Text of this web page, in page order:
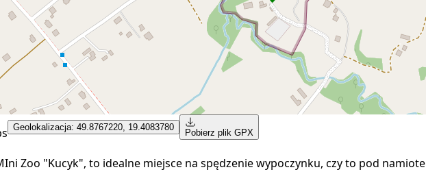
Geolokalizacja: 49.8767220, 19.4083780
Pobierz plik GPX
Zoo "Kucyk", to idealne miejsce na spędzenie wypoczynku, czy to pod